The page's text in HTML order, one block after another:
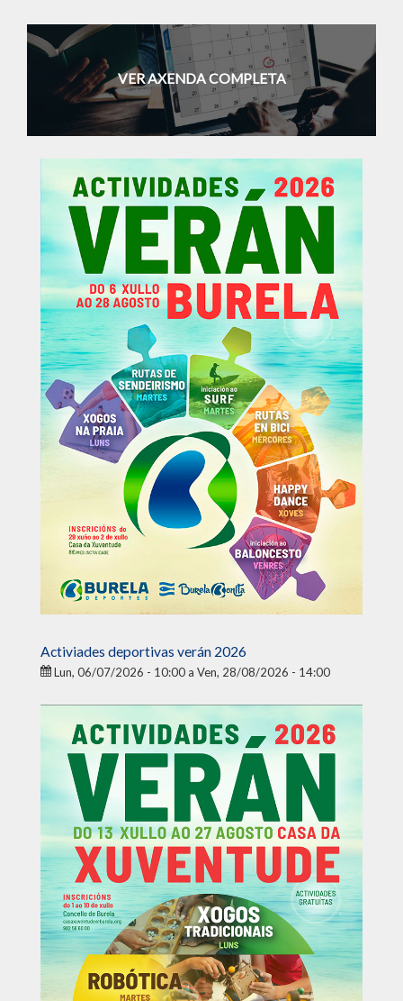
VER AXENDA COMPLETA
Activiades deportivas verán 2026
Lun, 06/07/2026 - 10:00 a Ven, 28/08/2026 - 14:00